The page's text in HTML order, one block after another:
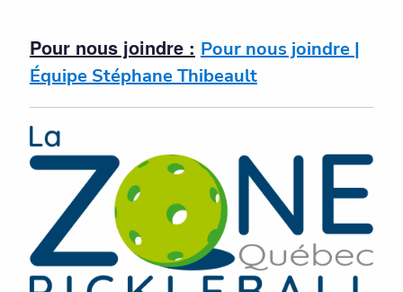
Pour nous joindre : Pour nous joindre |
Équipe Stéphane Thibeault